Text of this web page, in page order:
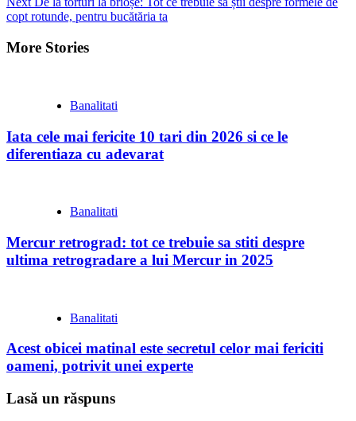
Reading
copt rotunde, pentru bucătăria ta
More Stories
Banalitati
Iata cele mai fericite 10 tari din 2026 si ce le
diferentiaza cu adevarat
Banalitati
Mercur retrograd: tot ce trebuie sa stiti despre
ultima retrogradare a lui Mercur in 2025
Banalitati
Acest obicei matinal este secretul celor mai fericiti
oameni, potrivit unei experte
Lasă un răspuns